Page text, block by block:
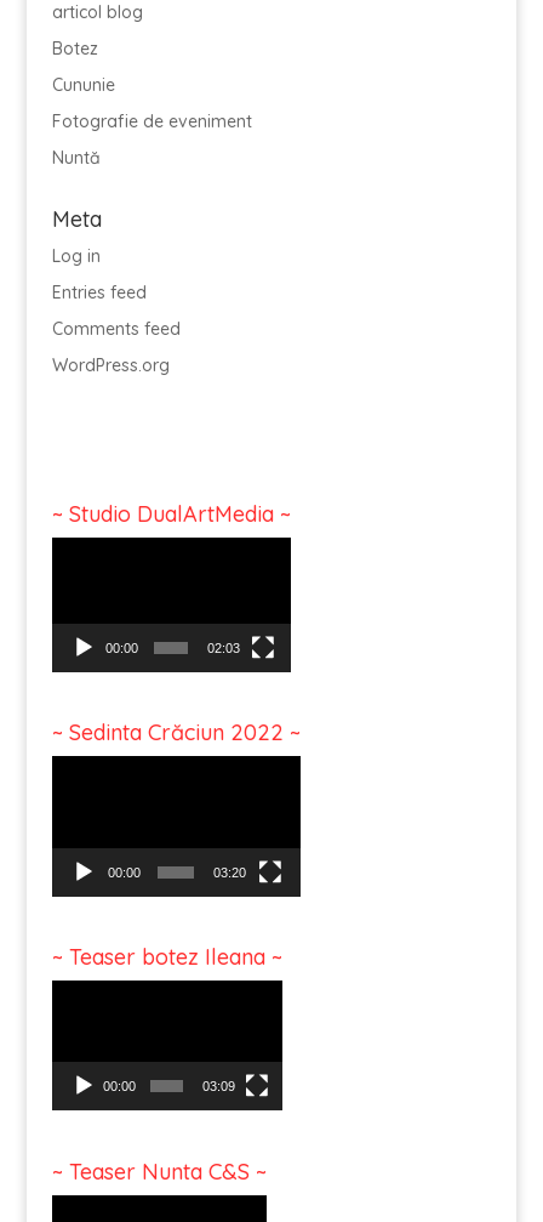
articol blog
Botez
Cununie
Fotografie de eveniment
Nuntă
Meta
Log in
Entries feed
Comments feed
WordPress.org
~ Studio DualArtMedia ~
Video
00:00 02:03
~ Sedinta Crăciun 2022 ~
Video
00:00 03:20
~ Teaser botez Ileana ~
Video
00:00 03:09
~ Teaser Nunta C&S ~
Video